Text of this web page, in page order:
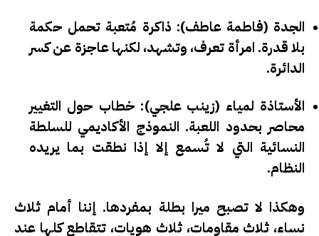
الجدة (فاطمة عاطف): ذاكرة مُتعبة تحمل حكمة
بلا قدرة. امرأة تعرف، وتشهد، لكنها عاجزة عن كسر
الدائرة.
الأستاذة لمياء (زينب علجي): خطاب حول التغيير
محاصر بحدود اللعبة. النموذج الأكاديمي للسلطة
النسائية التي لا تُسمع إلا إذا نطقت بما يريده
النظام.
وهكذا لا تصبح ميرا بطلة بمفردها. إننا أمام ثلاث
نساء، ثلاث مقاومات، ثلاث هويات، تتقاطع كلها عند